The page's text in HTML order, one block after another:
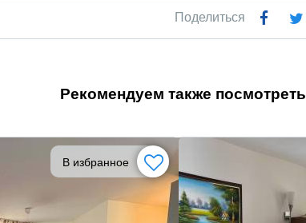
Поделиться
Рекомендуем также посмотреть
В избранное